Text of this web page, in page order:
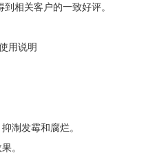
相关客户的一致好评。
用说明
淛发霉和腐烂。
。